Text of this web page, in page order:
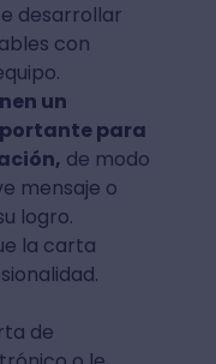
desarrollar
con
un
para
de modo
mensaje o
logro.
la carta
de